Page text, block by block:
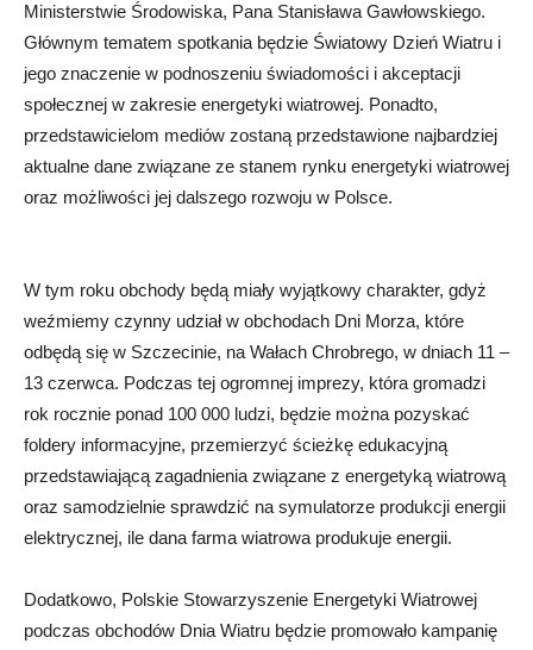
Ministerstwie Środowiska, Pana Stanisława Gawłowskiego.
Głównym tematem spotkania będzie Światowy Dzień Wiatru i
jego znaczenie w podnoszeniu świadomości i akceptacji
społecznej w zakresie energetyki wiatrowej. Ponadto,
przedstawicielom mediów zostaną przedstawione najbardziej
aktualne dane związane ze stanem rynku energetyki wiatrowej
oraz możliwości jej dalszego rozwoju w Polsce.
W tym roku obchody będą miały wyjątkowy charakter, gdyż
weźmiemy czynny udział w obchodach Dni Morza, które
odbędą się w Szczecinie, na Wałach Chrobrego, w dniach 11 –
13 czerwca. Podczas tej ogromnej imprezy, która gromadzi
rok rocznie ponad 100 000 ludzi, będzie można pozyskać
foldery informacyjne, przemierzyć ścieżkę edukacyjną
przedstawiającą zagadnienia związane z energetyką wiatrową
oraz samodzielnie sprawdzić na symulatorze produkcji energii
elektrycznej, ile dana farma wiatrowa produkuje energii.
Dodatkowo, Polskie Stowarzyszenie Energetyki Wiatrowej
podczas obchodów Dnia Wiatru będzie promowało kampanię